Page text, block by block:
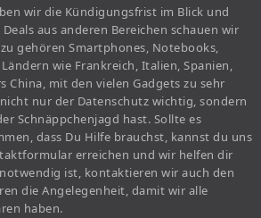
wir die Kündigungsfrist im Blick und
aus anderen Bereichen schauen wir
gehören Smartphones, Notebooks,
wie Frankreich, Italien, Spanien,
China, mit den vielen Gadgets zu sehr
nur der Datenschutz wichtig, sondern
Schnäppchenjagd hast. Sollte es
dass Du Hilfe brauchst, kannst du uns
erreichen und wir helfen dir
ist, kontaktieren wir auch den
die Angelegenheit, damit wir alle
haben.